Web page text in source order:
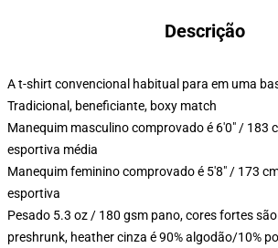
Descrição
A t-shirt convencional habitual para em uma
Tradicional, beneficiante, boxy match
Manequim masculino comprovado é 6'0" / 183
esportiva média
Manequim feminino comprovado é 5'8" / 173
esportiva
Pesado 5.3 oz / 180 gsm pano, cores fortes
preshrunk, heather cinza é 90% algodão/10%